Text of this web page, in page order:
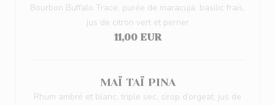
Bourbon Buffalo Trace, purée de maracuja, basilic frais,
jus de citron vert et perrier
11,00 EUR
MAÏ TAÏ PINA
Rhum ambré et blanc, triple sec, sirop d’orgeat, jus de